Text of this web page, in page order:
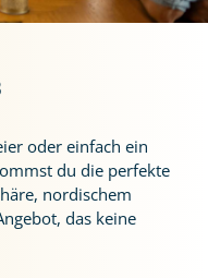
oder einfach ein
du die perfekte
nordischem
das keine